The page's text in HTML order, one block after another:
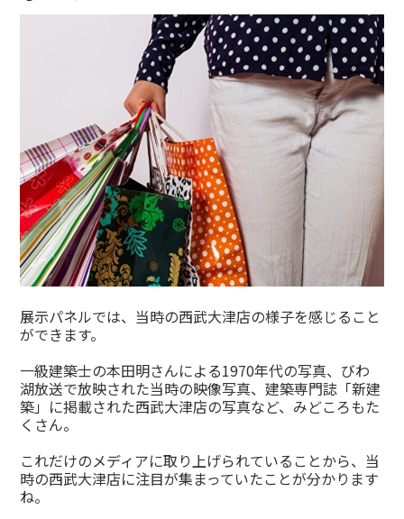
展示パネルでは、当時の西武大津店の様子を感じること
ができます。
一級建築士の本田明さんによる1970年代の写真、びわ
湖放送で放映された当時の映像写真、建築専門誌「新建
築」に掲載された西武大津店の写真など、みどころもた
くさん。
これだけのメディアに取り上げられていることから、当
時の西武大津店に注目が集まっていたことが分かります
ね。